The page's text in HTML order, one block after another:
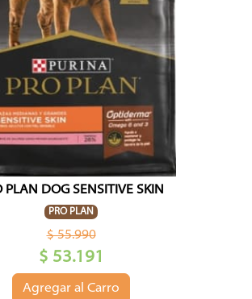
PLAN DOG SENSITIVE SKIN
PRO PLAN
$ 55.990
$ 53.191
Agregar al Carro